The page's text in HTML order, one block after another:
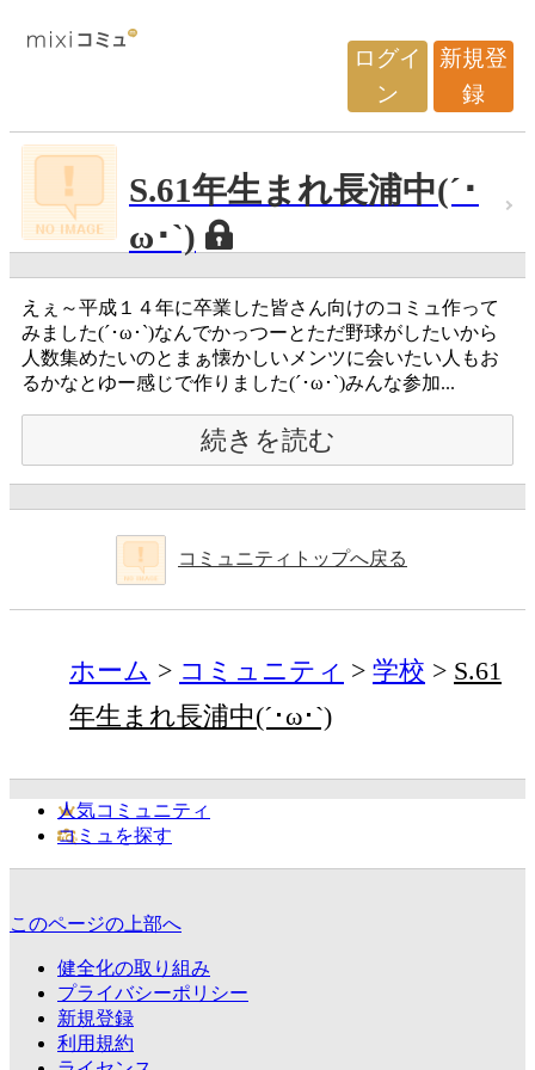
ログイ
ン
新規登
録
S.61年生まれ長浦中(´･
ω･`)
えぇ～平成１４年に卒業した皆さん向けのコミュ作って
みました(´･ω･`)なんでかっつーとただ野球がしたいから
人数集めたいのとまぁ懐かしいメンツに会いたい人もお
るかなとゆー感じで作りました(´･ω･`)みんな参加...
続きを読む
コミュニティトップへ戻る
ホーム コミュニティ 学校
S.61
年生まれ長浦中(´･ω･`)
人気コミュニティ
コミュを探す
このページの上部へ
健全化の取り組み
プライバシーポリシー
新規登録
利用規約